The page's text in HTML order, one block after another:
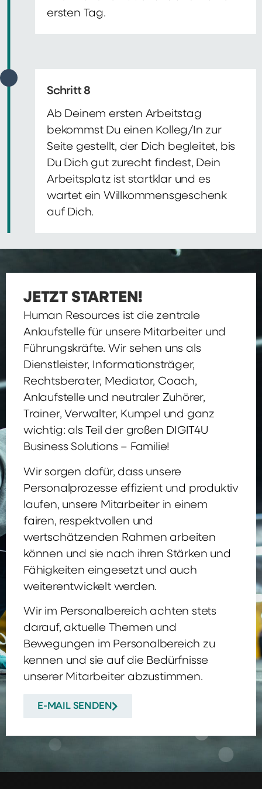
ersten Tag.
Schritt 8
Ab Deinem ersten Arbeitstag
bekommst Du einen Kolleg/In zur
Seite gestellt, der Dich begleitet, bis
Du Dich gut zurecht findest, Dein
Arbeitsplatz ist startklar und es
wartet ein Willkommensgeschenk
auf Dich.
JETZT STARTEN!
Human Resources ist die zentrale
Anlaufstelle für unsere Mitarbeiter und
Führungskräfte. Wir sehen uns als
Dienstleister, Informationsträger,
Rechtsberater, Mediator, Coach,
Anlaufstelle und neutraler Zuhörer,
Trainer, Verwalter, Kumpel und ganz
wichtig: als Teil der großen DIGIT4U
Business Solutions – Familie!
Wir sorgen dafür, dass unsere
Personalprozesse effizient und produktiv
laufen, unsere Mitarbeiter in einem
fairen, respektvollen und
wertschätzenden Rahmen arbeiten
können und sie nach ihren Stärken und
Fähigkeiten eingesetzt und auch
weiterentwickelt werden.
Wir im Personalbereich achten stets
darauf, aktuelle Themen und
Bewegungen im Personalbereich zu
kennen und sie auf die Bedürfnisse
unserer Mitarbeiter abzustimmen.
E-MAIL SENDEN